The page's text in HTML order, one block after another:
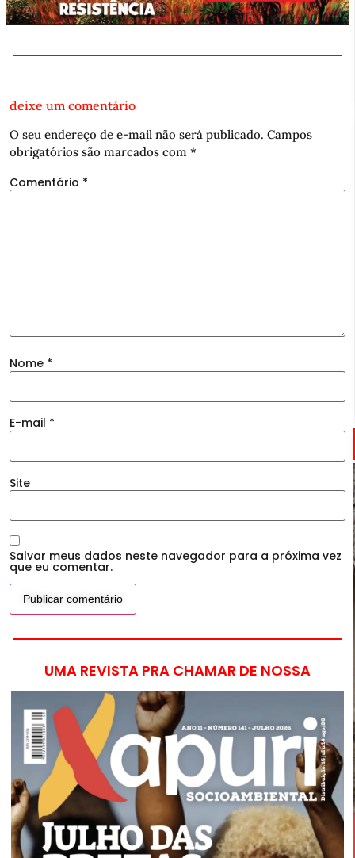
deixe um comentário
O seu endereço de e-mail não será publicado. Campos
obrigatórios são marcados com *
Comentário *
Nome *
E-mail *
Site
Salvar meus dados neste navegador para a próxima vez
que eu comentar.
UMA REVISTA PRA CHAMAR DE NOSSA